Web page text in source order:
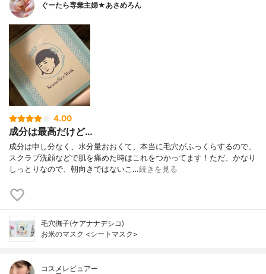
ぐーたら専業主婦★あさめろん
4.00
成分は最高だけど…
成分は申し分なく、水分量おおくて、本当に毛穴がふっくらするので、
スクラブ洗顔などで肌を痛めた時はこれをつかってます！ただ、かなり
しっとりなので、朝向きではないこ…続きを見る
毛穴撫子(ケアナナデシコ)
お米のマスク <シートマスク>
コスメレビュアー